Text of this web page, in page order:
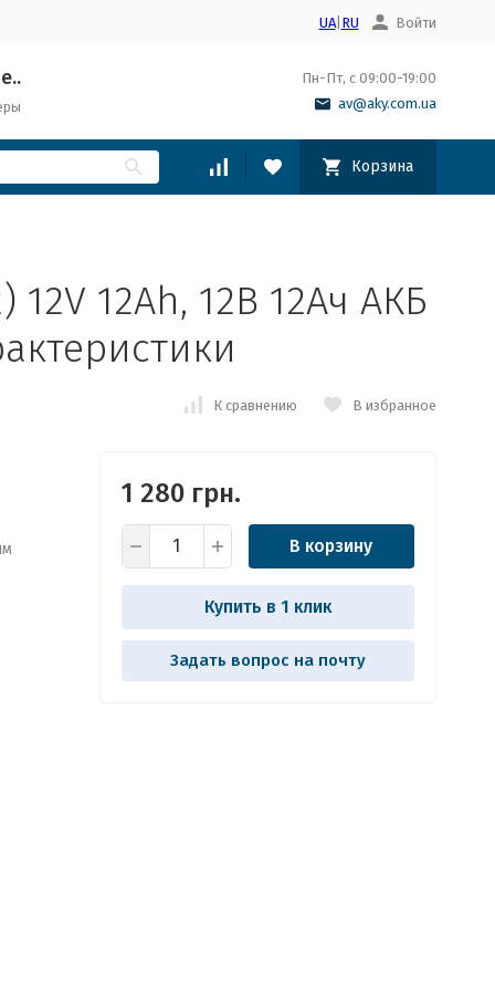
UA| RU Войти
Пн-Пт, с 09:00-19:00
av@aky.com.ua
Корзина
12V 12Ah, 12В 12Ач АКБ
К сравнению В избранное
1 280 грн.
В корзину
Купить в 1 клик
Задать вопрос на почту